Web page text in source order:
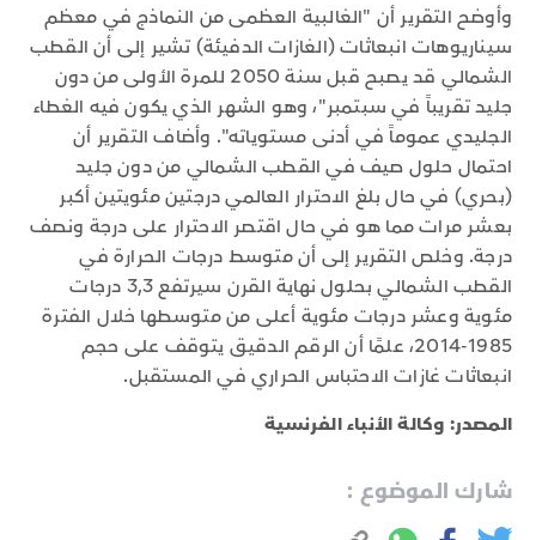
وأوضح التقرير أن "الغالبية العظمى من النماذج في معظم
سيناريوهات انبعاثات (الغازات الدفيئة) تشير إلى أن القطب
الشمالي قد يصبح قبل سنة 2050 للمرة الأولى من دون
جليد تقريباً في سبتمبر"، وهو الشهر الذي يكون فيه الغطاء
الجليدي عموماً في أدنى مستوياته". وأضاف التقرير أن
احتمال حلول صيف في القطب الشمالي من دون جليد
(بحري) في حال بلغ الاحترار العالمي درجتين مئويتين أكبر
بعشر مرات مما هو في حال اقتصر الاحترار على درجة ونصف
درجة. وخلص التقرير إلى أن متوسط درجات الحرارة في
القطب الشمالي بحلول نهاية القرن سيرتفع 3,3 درجات
مئوية وعشر درجات مئوية أعلى من متوسطها خلال الفترة
1985-2014، علمًا أن الرقم الدقيق يتوقف على حجم
انبعاثات غازات الاحتباس الحراري في المستقبل.
المصدر: وكالة الأنباء الفرنسية
شارك الموضوع :